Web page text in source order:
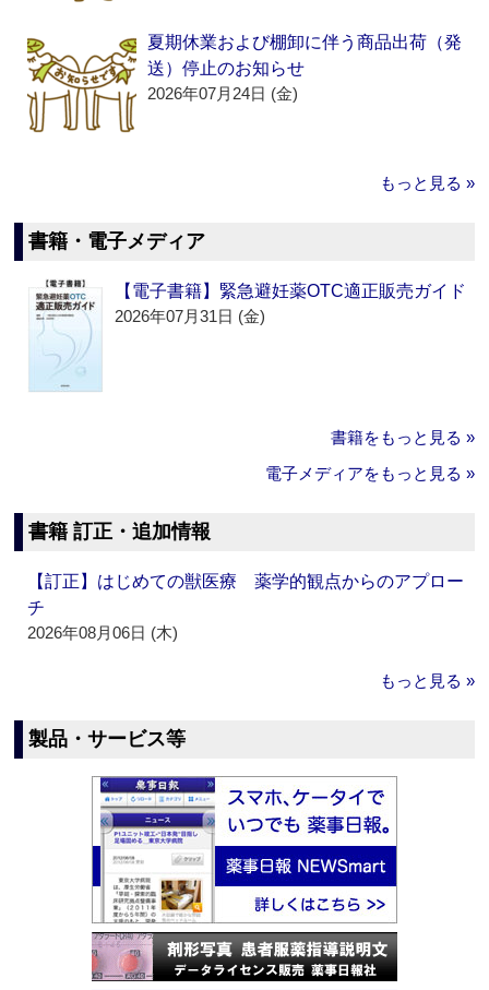
夏期休業および棚卸に伴う商品出荷（発
送）停止のお知らせ
2026年07月24日 (金)
もっと見る »
書籍・電子メディア
【電子書籍】緊急避妊薬OTC適正販売ガイド
2026年07月31日 (金)
書籍をもっと見る »
電子メディアをもっと見る »
書籍 訂正・追加情報
【訂正】はじめての獣医療 薬学的観点からのアプロー
チ
2026年08月06日 (木)
もっと見る »
製品・サービス等